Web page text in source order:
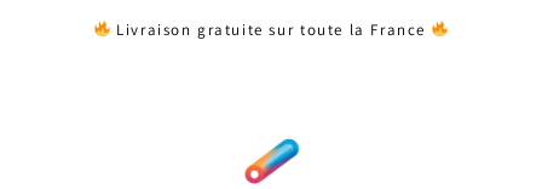
Livraison gratuite sur toute la France